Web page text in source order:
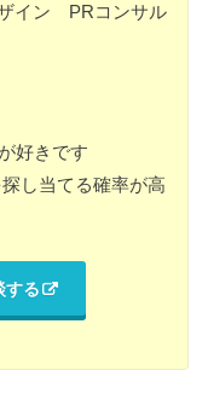
イン PRコンサル
好きです
し当てる確率が高
する